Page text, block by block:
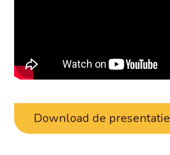
Download de presentatie